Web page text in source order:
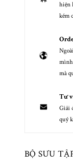
hiện
kém
mà
Tư
Giải
quý
BỘ SƯU